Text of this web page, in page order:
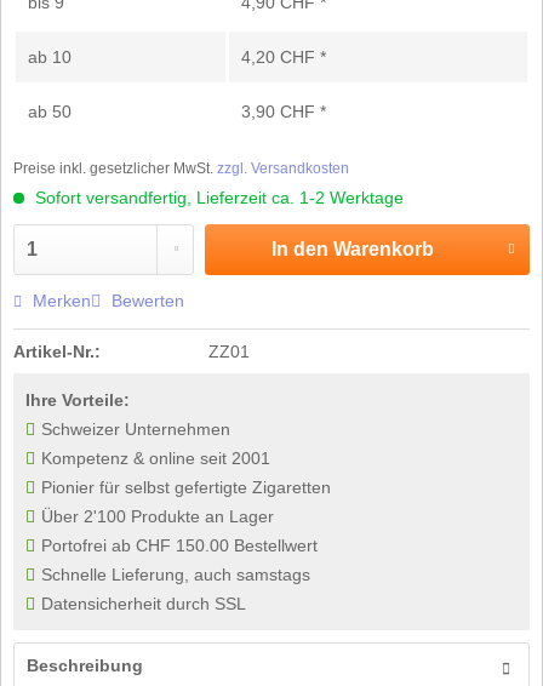
ab 10 4,20 CHF *
ab 50 3,90 CHF *
Preise inkl. gesetzlicher MwSt. zzgl. Versandkosten
Sofort versandfertig, Lieferzeit ca. 1-2 Werktage
In den Warenkorb
Merken Bewerten
Artikel-Nr.: ZZ01
Ihre Vorteile:
Schweizer Unternehmen
Kompetenz & online seit 2001
Pionier für selbst gefertigte Zigaretten
Über 2'100 Produkte an Lager
Portofrei ab CHF 150.00 Bestellwert
Schnelle Lieferung, auch samstags
Datensicherheit durch SSL
Beschreibung